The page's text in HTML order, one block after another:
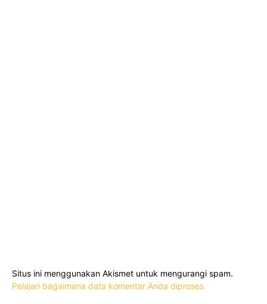
Situs ini menggunakan Akismet untuk mengurangi spam.
Pelajari bagaimana data komentar Anda diproses